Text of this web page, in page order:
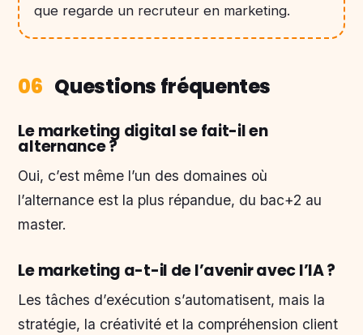
que regarde un recruteur en marketing.
06 Questions fréquentes
Le marketing digital se fait-il en
alternance ?
Oui, c’est même l’un des domaines où
l’alternance est la plus répandue, du bac+2 au
master.
Le marketing a-t-il de l’avenir avec l’IA ?
Les tâches d’exécution s’automatisent, mais la
stratégie, la créativité et la compréhension client